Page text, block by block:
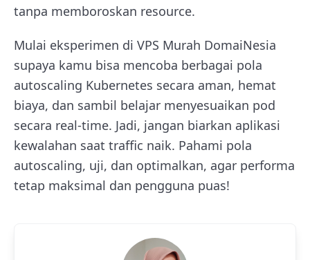
tanpa memboroskan resource.
Mulai eksperimen di VPS Murah DomaiNesia
supaya kamu bisa mencoba berbagai pola
autoscaling Kubernetes secara aman, hemat
biaya, dan sambil belajar menyesuaikan pod
secara real-time. Jadi, jangan biarkan aplikasi
kewalahan saat traffic naik. Pahami pola
autoscaling, uji, dan optimalkan, agar performa
tetap maksimal dan pengguna puas!